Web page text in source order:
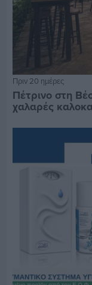
Πριν 20 ημέρες
Πέτρινο στη
χαλαρές